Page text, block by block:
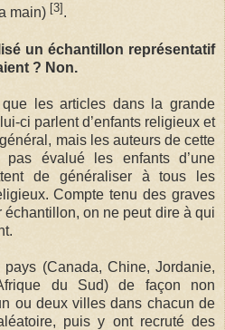
main) [3] .
un échantillon représentatif
? Non.
que les articles dans la grande
ci parlent d’enfants religieux et
mais les auteurs de cette
pas évalué les enfants d’une
de généraliser à tous les
Compte tenu des graves
on ne peut dire à qui
(Canada, Chine, Jordanie,
du Sud) de façon non
ou deux villes dans chacun de
puis y ont recruté des